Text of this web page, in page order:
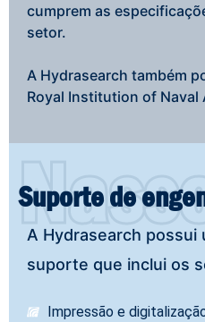
cumprem as
setor.
A Hydrasearch também
Royal Institution of Naval
Suporte de
A Hydrasearch possui
suporte que inclui os
Impressão e